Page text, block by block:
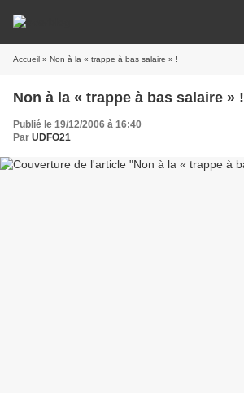
Accueil » Non à la « trappe à bas salaire » !
Non à la « trappe à bas salaire » !
Publié le 19/12/2006 à 16:40
Par UDFO21